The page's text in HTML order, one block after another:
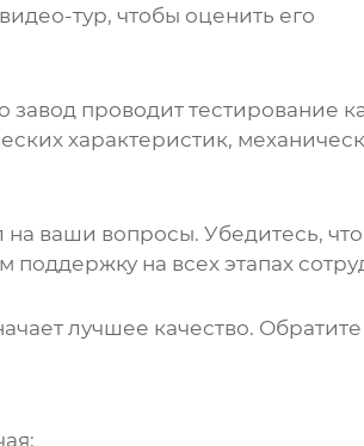
тур, чтобы оценить его
заводпроводит тестирование
характеристик,
ваши вопросы. Убедитесь, что
на всех этапах
лучшее качество.